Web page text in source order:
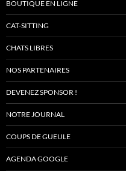
BOUTIQUE EN LIGNE
CAT-SITTING
CHATS LIBRES
NOS PARTENAIRES
DEVENEZ SPONSOR !
NOTRE JOURNAL
COUPS DE GUEULE
AGENDA GOOGLE